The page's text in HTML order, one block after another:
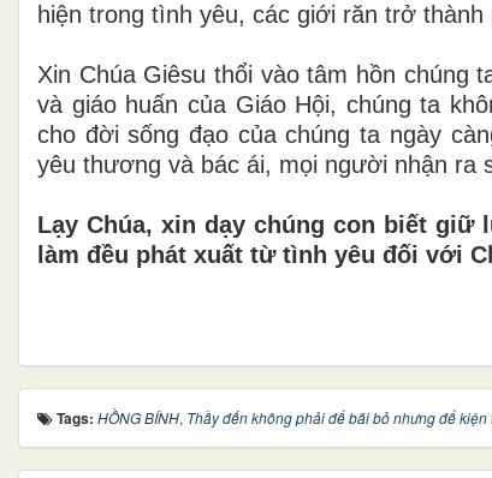
hiện trong tình yêu, các giới răn trở
Xin Chúa Giêsu thổi vào tâm hồn chúng
và giáo huấn của Giáo Hội, chúng ta
cho đời sống đạo của chúng ta ngày
yêu thương và bác ái, mọi người nhận ra
Lạy Chúa, xin dạy chúng con biết
làm đều phát xuất từ tình yêu đối với
Tags: HỒNG BÍNH, Thầy đến không phải để bãi bỏ nhưng để kiện